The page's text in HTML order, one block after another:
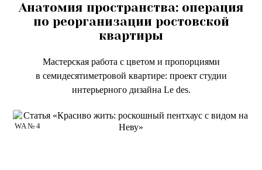
Анатомия пространства: операция
по реорганизации ростовской
квартиры
Мастерская работа с цветом и пропорциями
в семидесятиметровой квартире: проект студии
интерьерного дизайна Le des.
WA № 4